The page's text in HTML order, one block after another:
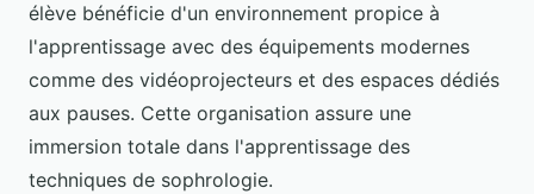
élève bénéficie d'un environnement propice à
l'apprentissage avec des équipements modernes
comme des vidéoprojecteurs et des espaces dédiés
aux pauses. Cette organisation assure une
immersion totale dans l'apprentissage des
techniques de sophrologie.